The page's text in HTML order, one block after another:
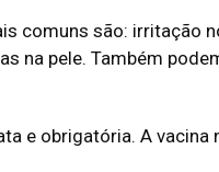
comuns são: irritação
na pele. Também
e obrigatória. A vacina